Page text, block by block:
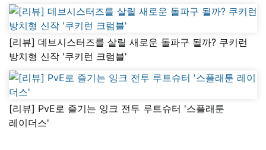
[리뷰] 데브시스터즈를 살릴 새로운 돌파구 될까? 쿠키런
방치형 신작 '쿠키런 크럼블'
[리뷰] PvE로 즐기는 잉크 전투 루트슈터 '스플래툰
레이더스'